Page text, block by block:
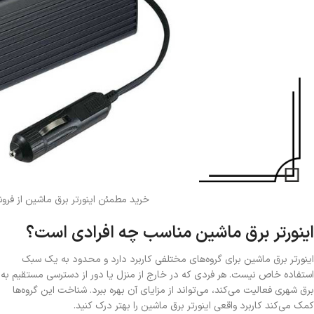
خرید مطمئن اینورتر برق ماشین از
اینورتر برق ماشین مناسب چه افرادی است؟
اینورتر برق ماشین برای گروه‌های مختلفی کاربرد دارد و محدود به یک سبک
استفاده خاص نیست. هر فردی که در خارج از منزل یا دور از دسترسی مستقیم به
برق شهری فعالیت می‌کند، می‌تواند از مزایای آن بهره ببرد. شناخت این گروه‌ها
کمک می‌کند کاربرد واقعی اینورتر برق ماشین را بهتر درک کنید.